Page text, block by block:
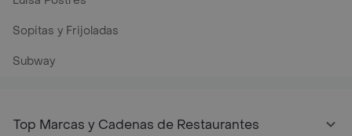
Sopitas y Frijoladas
Subway
Top Marcas y Cadenas de Restaurantes